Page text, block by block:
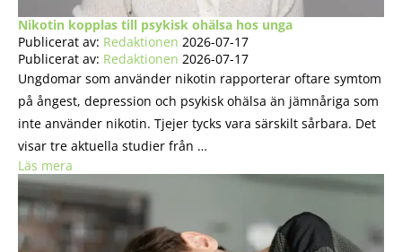
Nikotin kopplas till psykisk ohälsa hos unga
Publicerat av: Redaktionen 2026-07-17
Publicerat av: Redaktionen 2026-07-17
Ungdomar som använder nikotin rapporterar oftare symtom
på ångest, depression och psykisk ohälsa än jämnåriga som
inte använder nikotin. Tjejer tycks vara särskilt sårbara. Det
visar tre aktuella studier från …
Läs mera